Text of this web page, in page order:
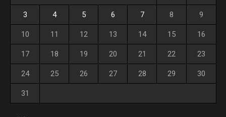
3 4 5 6 7 8 9
10 11 12 13 14 15 16
17 18 19 20 21 22 23
24 25 26 27 28 29 30
31